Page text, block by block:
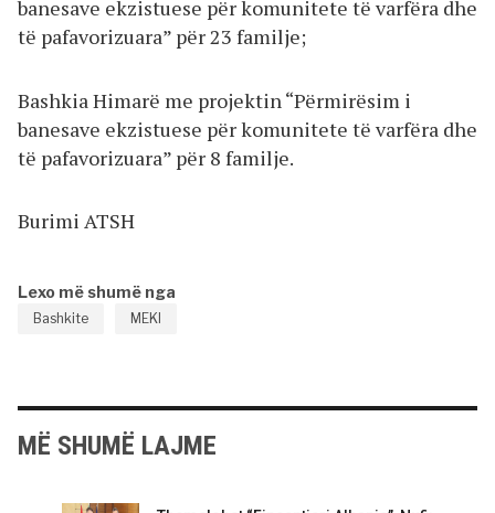
banesave ekzistuese për komunitete të varfëra dhe
të pafavorizuara” për 23 familje;
Bashkia Himarë me projektin “Përmirësim i
banesave ekzistuese për komunitete të varfëra dhe
të pafavorizuara” për 8 familje.
Burimi ATSH
Lexo më shumë nga
Bashkite MEKI
MË SHUMË LAJME